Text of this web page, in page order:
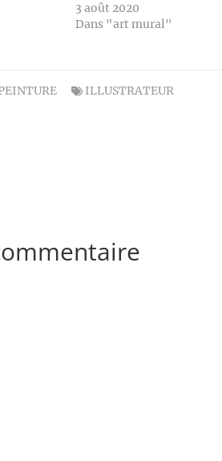
3 août 2020
Dans "art mural"
ILLUSTRATEUR